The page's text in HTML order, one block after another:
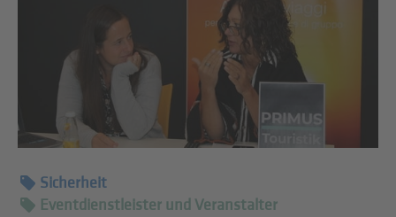
Sicherheit
Eventdienstleister und Veranstalter